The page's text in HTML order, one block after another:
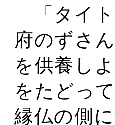
「タイト
府のずさ
を供養し
をたどっ
縁仏の側